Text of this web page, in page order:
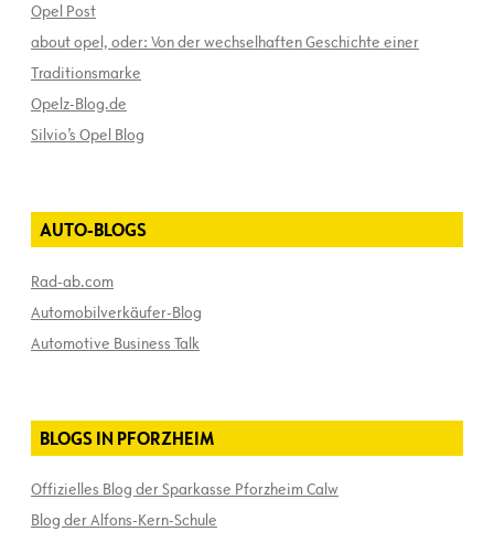
Opel Post
about opel, oder: Von der wechselhaften Geschichte einer
Traditionsmarke
Opelz-Blog.de
Silvio’s Opel Blog
AUTO-BLOGS
Rad-ab.com
Automobilverkäufer-Blog
Automotive Business Talk
BLOGS IN PFORZHEIM
Offizielles Blog der Sparkasse Pforzheim Calw
Blog der Alfons-Kern-Schule